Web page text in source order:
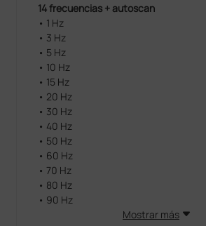
14 frecuencias + autoscan
• 1 Hz
• 3 Hz
• 5 Hz
• 10 Hz
• 15 Hz
• 20 Hz
• 30 Hz
• 40 Hz
• 50 Hz
• 60 Hz
• 70 Hz
• 80 Hz
• 90 Hz
Mostrar más